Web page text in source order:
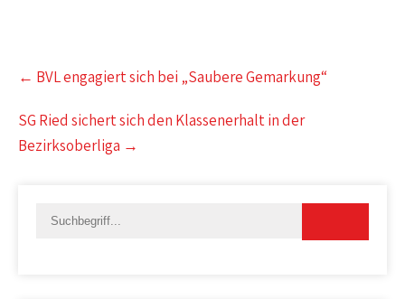
navigation
← BVL engagiert sich bei „Saubere Gemarkung“
SG Ried sichert sich den Klassenerhalt in der
Bezirksoberliga →